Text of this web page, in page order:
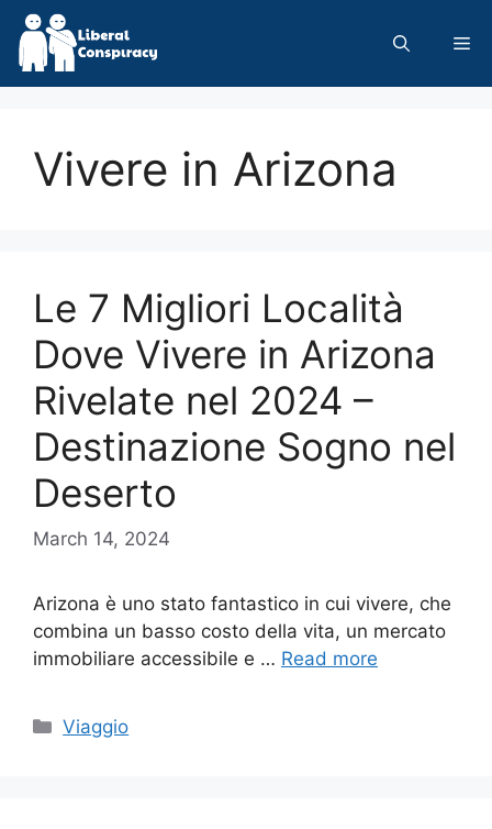
Skip
content
Vivere in Arizona
Le 7 Migliori Località
Dove Vivere in Arizona
Rivelate nel 2024 –
Destinazione Sogno nel
Deserto
March 14, 2024
Arizona è uno stato fantastico in cui vivere, che
combina un basso costo della vita, un mercato
immobiliare accessibile e … Read more
Categories
Viaggio